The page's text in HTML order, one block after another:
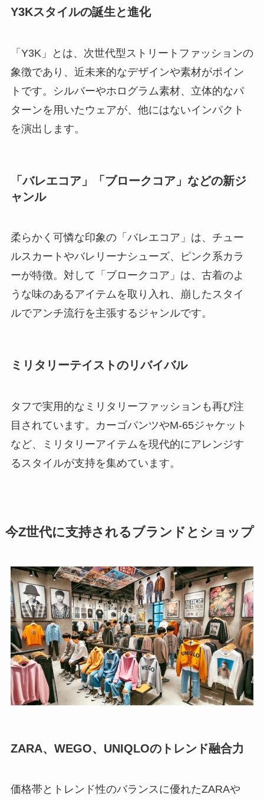
Y3Kスタイルの誕生と進化
「Y3K」とは、次世代型ストリートファッションの
象徴であり、近未来的なデザインや素材がポイン
トです。シルバーやホログラム素材、立体的なパ
ターンを用いたウェアが、他にはないインパクト
を演出します。
「バレエコア」「ブロークコア」などの新ジ
ャンル
柔らかく可憐な印象の「バレエコア」は、チュー
ルスカートやバレリーナシューズ、ピンク系カラ
ーが特徴。対して「ブロークコア」は、古着のよ
うな味のあるアイテムを取り入れ、崩したスタイ
ルでアンチ流行を主張するジャンルです。
ミリタリーテイストのリバイバル
タフで実用的なミリタリーファッションも再び注
目されています。カーゴパンツやM-65ジャケット
など、ミリタリーアイテムを現代的にアレンジす
るスタイルが支持を集めています。
今Z世代に支持されるブランドとショップ
ZARA、WEGO、UNIQLOのトレンド融合力
価格帯とトレンド性のバランスに優れたZARAや